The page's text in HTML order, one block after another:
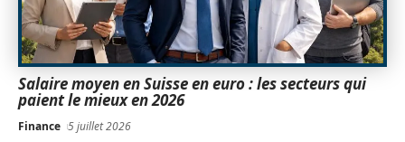
Salaire moyen en Suisse en euro : les secteurs qui
paient le mieux en 2026
Finance 5 juillet 2026